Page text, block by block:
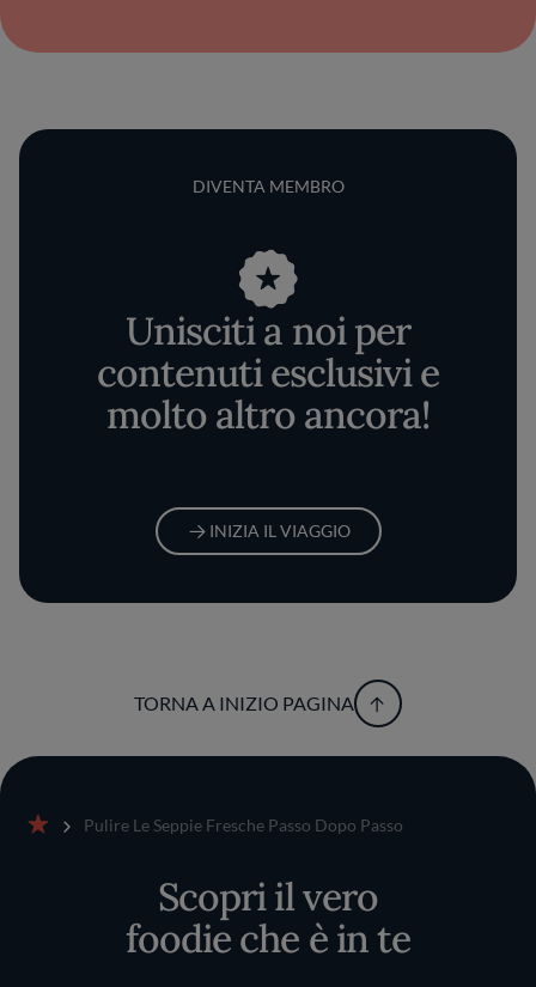
DIVENTA MEMBRO
Unisciti a noi per
contenuti esclusivi e
molto altro ancora!
INIZIA IL VIAGGIO
TORNA A INIZIO PAGINA
Pulire Le Seppie Fresche Passo Dopo Passo
Scopri il vero
foodie che è in te